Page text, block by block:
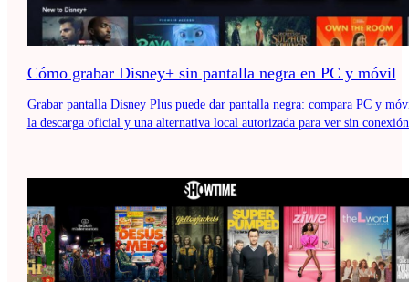
Cómo grabar Disney+ sin pantalla negra en PC y móvil
Grabar pantalla Disney Plus puede dar pantalla negra: compara PC y
la descarga oficial y una alternativa local autorizada para ver sin